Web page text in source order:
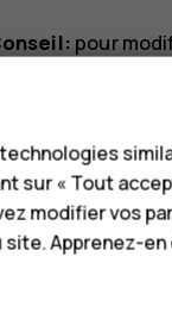
pour
un
sur
surmore_vert>
sur « Tout
modifier vos
site. Apprenez-